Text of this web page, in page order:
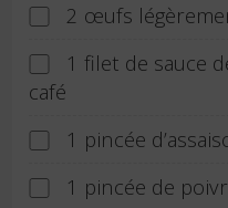
2 œufs
1 filet de sauce
café
1 pincée
1 pincée de